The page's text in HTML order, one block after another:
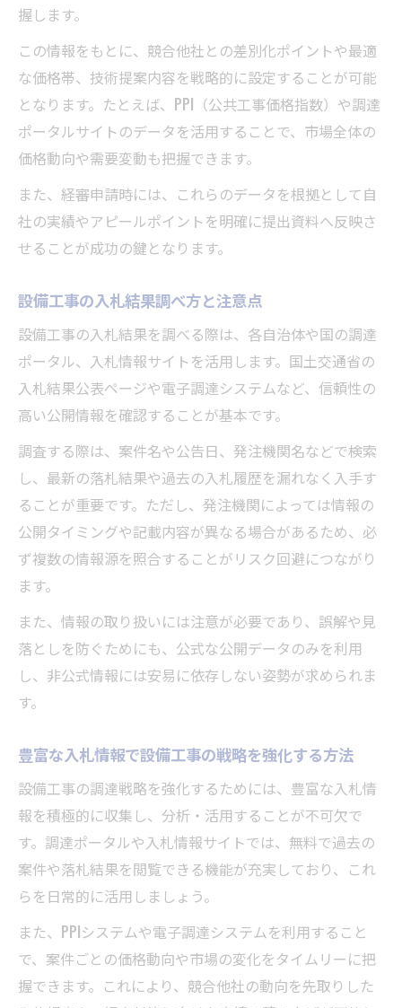
握します。
この情報をもとに、競合他社との差別化ポイントや最適
な価格帯、技術提案内容を戦略的に設定することが可能
となります。たとえば、PPI（公共工事価格指数）や調達
ポータルサイトのデータを活用することで、市場全体の
価格動向や需要変動も把握できます。
また、経審申請時には、これらのデータを根拠として自
社の実績やアピールポイントを明確に提出資料へ反映さ
せることが成功の鍵となります。
設備工事の入札結果調べ方と注意点
設備工事の入札結果を調べる際は、各自治体や国の調達
ポータル、入札情報サイトを活用します。国土交通省の
入札結果公表ページや電子調達システムなど、信頼性の
高い公開情報を確認することが基本です。
調査する際は、案件名や公告日、発注機関名などで検索
し、最新の落札結果や過去の入札履歴を漏れなく入手す
ることが重要です。ただし、発注機関によっては情報の
公開タイミングや記載内容が異なる場合があるため、必
ず複数の情報源を照合することがリスク回避につながり
ます。
また、情報の取り扱いには注意が必要であり、誤解や見
落としを防ぐためにも、公式な公開データのみを利用
し、非公式情報には安易に依存しない姿勢が求められま
す。
豊富な入札情報で設備工事の戦略を強化する方法
設備工事の調達戦略を強化するためには、豊富な入札情
報を積極的に収集し、分析・活用することが不可欠で
す。調達ポータルや入札情報サイトでは、無料で過去の
案件や落札結果を閲覧できる機能が充実しており、これ
らを日常的に活用しましょう。
また、PPIシステムや電子調達システムを利用すること
で、案件ごとの価格動向や市場の変化をタイムリーに把
握できます。これにより、競合他社の動向を先取りした